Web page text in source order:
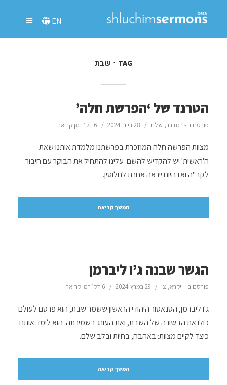
EN
TAG שבת
הטרנד של ‘הפרשת חלה’
פורסם ב -במדבר, שלח 28 ביוני 2024 6 דק׳ זמן קריאה
מצוות הפרשה חלה המוזכרת בפרשתנו מלמדת אותנו שאת
ה'ראשית' יש להקדיש להשם. עלינו להתחיל את הבוקר עם חיבור
לקב"ה ואז היום ייראה אחרת לחלוטין.
המשך קריאה
הגשר שבנה ג’ו ליברמן
פורסם ב - ויקרא, צו 29 במרץ 2024 6 דק׳ זמן קריאה
ג'ו ליברמן, הסנאטור היהודי הראשון ששמר שבת, הוא פרסם לעולם
כולו את הבשורה של השבת, ואת העונג בשמירתה. הוא לימד אותנו
כיצד לקיים מצוות: באהבה, בחיות ובלב שלם.
המשך קריאה